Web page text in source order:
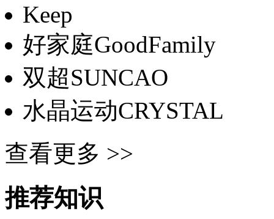
Keep
好家庭GoodFamily
双超SUNCAO
水晶运动CRYSTAL
查看更多 >>
推荐知识